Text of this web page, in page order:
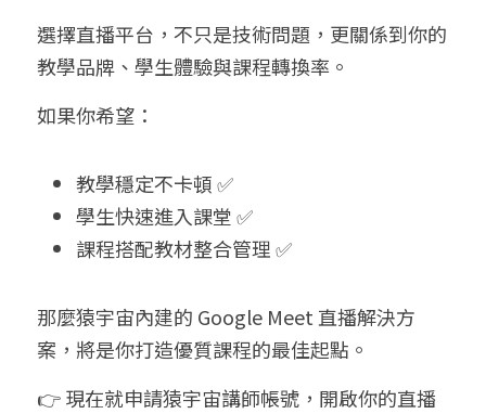
選擇直播平台，不只是技術問題，更關係到你的
教學品牌、學生體驗與課程轉換率。
如果你希望：
教學穩定不卡頓 ✅
學生快速進入課堂 ✅
課程搭配教材整合管理 ✅
那麼猿宇宙內建的 Google Meet 直播解決方
案，將是你打造優質課程的最佳起點。
👉 現在就申請猿宇宙講師帳號，開啟你的直播